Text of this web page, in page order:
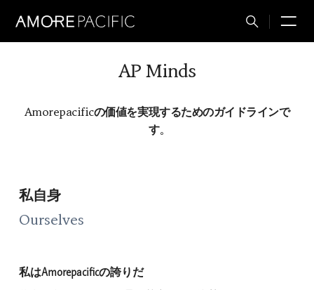
Total
Search
AP Minds
Amorepacificの価値を実現するためのガイドラインで
す。
私自身
Ourselves
私はAmorepacificの誇りだ